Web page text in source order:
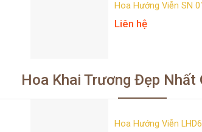
Hoa Hướng Viễn SN
Liên hệ
Hoa Khai Trương Đẹp Nhất
Hoa Hướng Viễn